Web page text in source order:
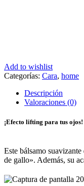
Add to wishlist
Categorías: Cara, home
Descripción
Valoraciones (0)
¡Efecto lifting para tus ojos!
Este bálsamo
de gallo». Además, su